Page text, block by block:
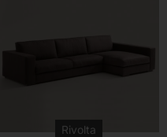
Rivolta